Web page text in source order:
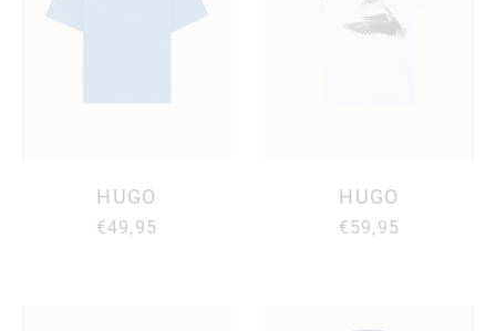
HUGO
€49,95
HUGO
€59,95